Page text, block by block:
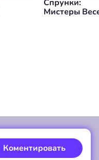
Спрунки:
Мистеры
Коментировать